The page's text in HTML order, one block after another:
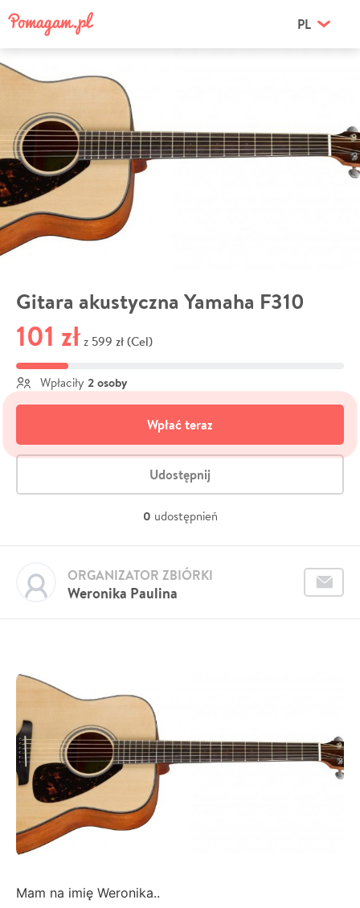
PL
Gitara akustyczna Yamaha F310
101 zł z 599 zł (Cel)
Wpłaciły 2 osoby
Wpłać teraz
Udostępnij
0 udostępnień
Weronika Paulina
ORGANIZATOR ZBIÓRKI
Mam na imię Weronika..